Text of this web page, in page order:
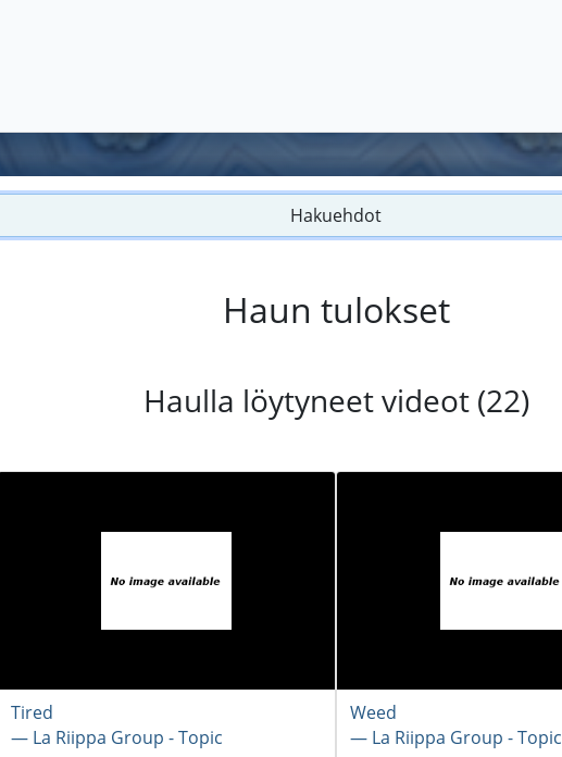
Hakuehdot
Haun tulokset
Haulla löytyneet videot (22)
Tired
― La Riippa Group - Topic
Weed
― La Riippa Group - Topic